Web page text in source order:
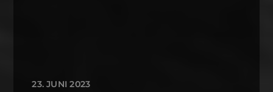
23. JUNI 2023